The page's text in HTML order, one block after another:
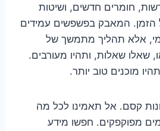
חומרים חדשים, ושיטות
המאבק בפשפשים עמידים
אלא תהליך מתמשך של
שאלו שאלות, ותהיו מעורבים.
מוכנים טוב יותר.
קסם. אל תאמינו לכל מה
מפוקפקים. חפשו מידע